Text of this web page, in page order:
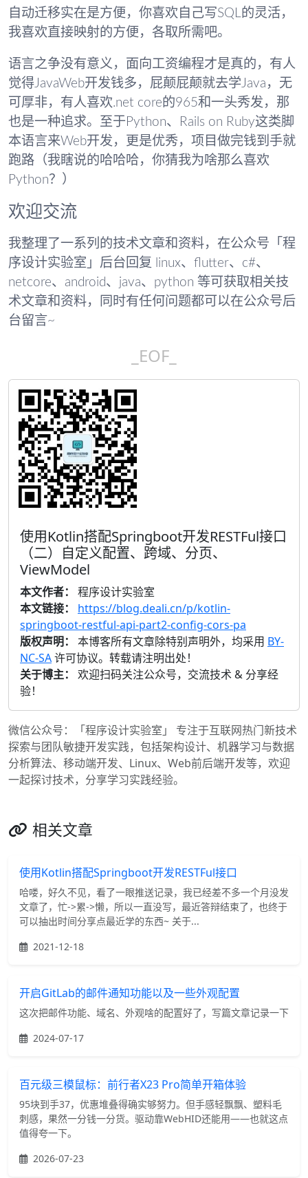
自动迁移实在是方便，你喜欢自己写SQL的灵活，
我喜欢直接映射的方便，各取所需吧。
语言之争没有意义，面向工资编程才是真的，有人
觉得JavaWeb开发钱多，屁颠屁颠就去学Java，无
可厚非，有人喜欢.net core的965和一头秀发，那
也是一种追求。至于Python、Rails on Ruby这类脚
本语言来Web开发，更是优秀，项目做完钱到手就
跑路（我瞎说的哈哈哈，你猜我为啥那么喜欢
Python？）
欢迎交流
我整理了一系列的技术文章和资料，在公众号「程
序设计实验室」后台回复 linux、flutter、c#、
netcore、android、java、python 等可获取相关技
术文章和资料，同时有任何问题都可以在公众号后
台留言~
_EOF_
使用Kotlin搭配Springboot开发RESTFul接口
（二）自定义配置、跨域、分页、
ViewModel
本文作者：
程序设计实验室
本文链接：
https://blog.deali.cn/p/kotlin-
springboot-restful-api-part2-config-cors-pa
版权声明：
本博客所有文章除特别声明外，均采用 BY-
NC-SA许可协议。转载请注明出处！
关于博主：
欢迎扫码关注公众号，交流技术 & 分享经
验！
微信公众号：「程序设计实验室」 专注于互联网热门新技术
探索与团队敏捷开发实践，包括架构设计、机器学习与数据
分析算法、移动端开发、Linux、Web前后端开发等，欢迎
一起探讨技术，分享学习实践经验。
相关文章
使用Kotlin搭配Springboot开发RESTFul接口
哈喽，好久不见，看了一眼推送记录，我已经差不多一个月没发
文章了，忙->累->懒，所以一直没写，最近答辩结束了，也终于
可以抽出时间分享点最近学的东西~ 关于...
2021-12-18
开启GitLab的邮件通知功能以及一些外观配置
这次把邮件功能、域名、外观啥的配置好了，写篇文章记录一下
2024-07-17
百元级三模鼠标：前行者X23 Pro简单开箱体验
95块到手37，优惠堆叠得确实够努力。但手感轻飘飘、塑料毛
刺感，果然一分钱一分货。驱动靠WebHID还能用——也就这点
值得夸一下。
2026-07-23